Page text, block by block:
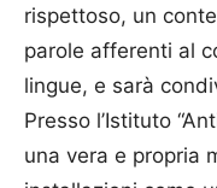
rispettoso, un
parole afferenti al
lingue, e sarà
Presso l’Istituto
una vera e propria